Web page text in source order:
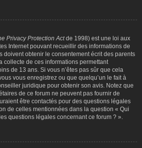
Privacy Protection Actde 1998) est une loi aux
Internet pouvant recueillir des informations de
doivent obtenir le consentement écrit des parents
collecte de ces informations permettant
de 13 ans. Si vous n’êtes pas sûr que cela
vous enregistrez ou que quelqu’un le fait à
juridique pour obtenir son avis. Notez que
de ce forum ne peuvent pas fournir de
être contactés pour des questions légales
de celles mentionnées dans la question « Qui
questions légales concernant ce forum ? ».